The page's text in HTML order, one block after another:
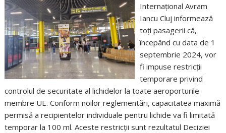
Internațional Avram
Iancu Cluj informează
toți pasagerii că,
începând cu data de 1
septembrie 2024, vor
fi impuse restricții
temporare privind
controlul de securitate al lichidelor la toate aeroporturile
membre UE. Conform noilor reglementări, capacitatea maximă
permisă a recipientelor individuale pentru lichide va fi limitată
temporar la 100 ml. Aceste restricții sunt rezultatul Deciziei